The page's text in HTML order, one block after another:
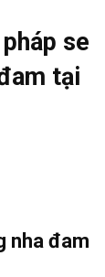
se
tại
nha đam